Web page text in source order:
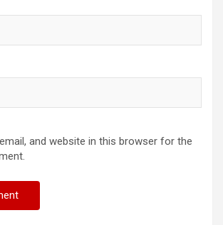
and website in this browser for the